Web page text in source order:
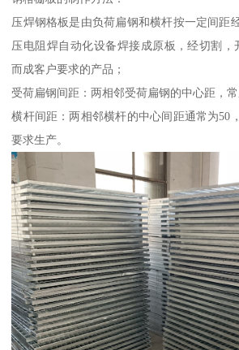
压焊钢格板是由负荷扁钢和横杆按一定间距
压电阻焊自动化设备焊接成原板，经切割
而成客户要求的产品；
受荷扁钢间距：两相邻受荷扁钢的中心距，常
横杆间距：两相邻横杆的中心间距通常为50
要求生产。